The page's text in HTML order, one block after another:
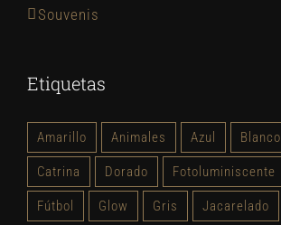
Souvenis
Etiquetas
Amarillo Animales Azul Blanco
Catrina Dorado Fotoluminiscente
Fútbol Glow Gris Jacarelado